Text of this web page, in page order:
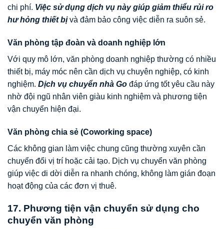
chi phí. Việc sử dụng dịch vụ này giúp giảm thiểu rủi ro
hư hỏng thiết bịvà đảm bảo công việc diễn ra suôn sẻ.
Văn phòng tập đoàn và doanh nghiệp lớn
Với quy mô lớn, văn phòng doanh nghiệp thường có nhiều
thiết bị, máy móc nên cần dịch vụ chuyên nghiệp, có kinh
nghiệm. Dịch vụ chuyển nhà Go đáp ứng tốt yêu cầu này
nhờ đội ngũ nhân viên giàu kinh nghiệm và phương tiện
vận chuyển hiện đại.
Văn phòng chia sẻ (Coworking space)
Các không gian làm việc chung cũng thường xuyên cần
chuyển đổi vị trí hoặc cải tạo. Dịch vụ chuyển văn phòng
giúp việc di dời diễn ra nhanh chóng, không làm gián đoạn
hoạt động của các đơn vị thuê.
17. Phương tiện vận chuyển sử dụng cho
chuyển văn phòng